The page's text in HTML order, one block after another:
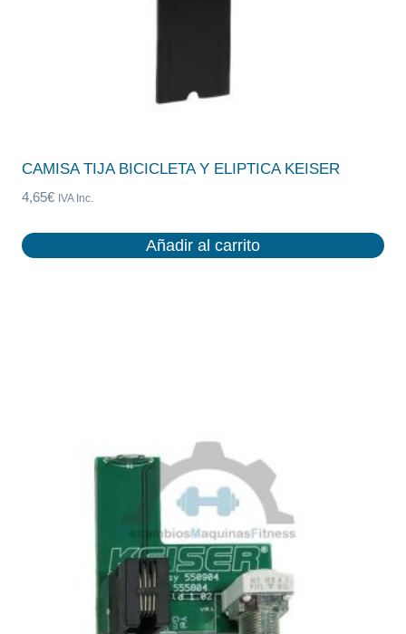
CAMISA TIJA BICICLETA Y ELIPTICA KEISER
4,65€ IVA Inc.
Añadir al carrito